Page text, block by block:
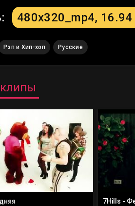
480x320_mp4, 16.94
Рэп и Хип-хоп Русские
7Hills -